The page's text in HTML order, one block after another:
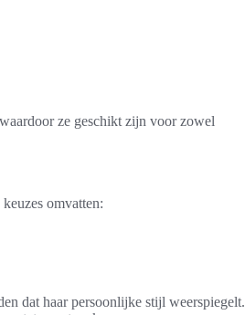
ze geschikt zijn voor zowel
omvatten:
dat haar persoonlijke stijl weerspiegelt.